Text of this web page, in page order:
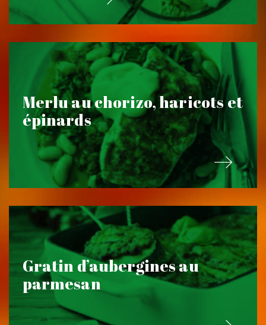
Merlu au chorizo, haricots et
épinards
Gratin d’aubergines au
parmesan